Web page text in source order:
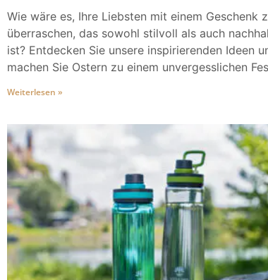
Wie wäre es, Ihre Liebsten mit einem Geschenk
überraschen, das sowohl stilvoll als auch
ist? Entdecken Sie unsere inspirierenden Ideen
machen Sie Ostern zu einem unvergesslichen
Weiterlesen »